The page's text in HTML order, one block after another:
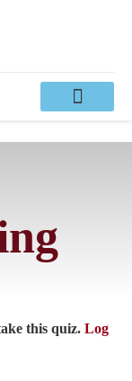
this quiz. Log